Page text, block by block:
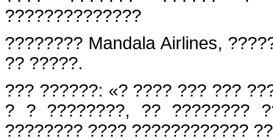
??????????????
???????? Mandala Airlines,
?? ?????.
??? ??????: «? ???? ??? ???
? ? ????????, ?? ????????
???????? ???? ????????????